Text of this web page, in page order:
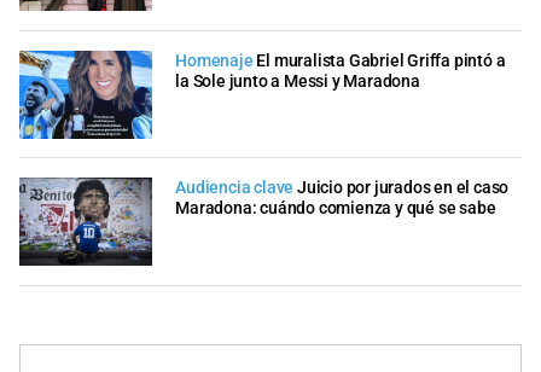
Homenaje El muralista Gabriel Griffa pintó a
la Sole junto a Messi y Maradona
Audiencia clave Juicio por jurados en el caso
Maradona: cuándo comienza y qué se sabe